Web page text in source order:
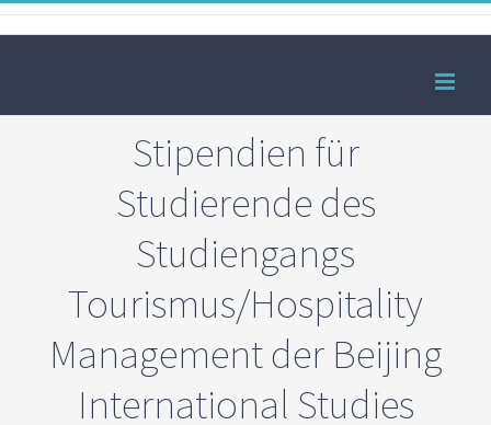
Zum
Facebook
Stipendien für
Studierende des
Studiengangs
Tourismus/Hospitality
Management der Beijing
International Studies